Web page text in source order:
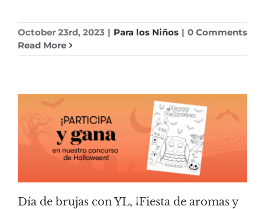
October 23rd, 2023 | Para los Niños | 0 Comments
Read More
Día de brujas con YL, ¡Fiesta de aromas y